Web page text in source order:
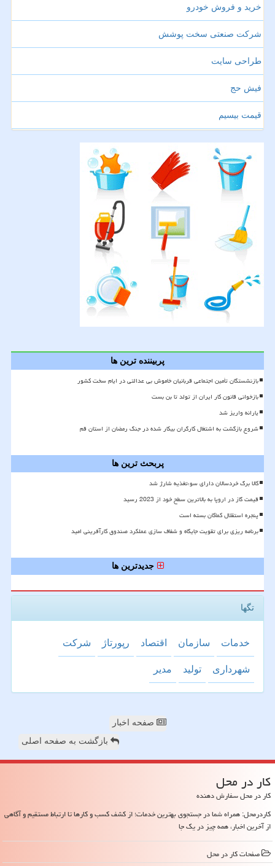
خرید و فروش خودرو
شرکت صنعتی سخت پوشش
طراحی سایت
فیش حج
قیمت بیسیم
پربیننده ترین ها
بازنشستگان تأمین اجتماعی قربانیان خاموش بی عدالتی در ایام سخت کشور
بازخوانی قانون کار ایران از تولد تا بن بست
یارانه واریز شد
شروع بازگشت به اشتغال کارگران بیکار شده در جنگ رمضان از استان قم
پربحث ترین ها
کالا برگ خردسالان دارای سوءتغذیه شارژ شد
قیمت گاز در اروپا به بالاترین سطح خود از 2023 رسید
پنجره استقلال کماکان بسته است
برنامه ریزی برای تقویت جایگاه و شفاف سازی عملکرد صندوق کارآفرینی امید
جدیدترین ها
تگها
خدمات سازمان اقتصاد رپورتاژ شركت
شهرداری تولید مدیر
صفحه اخبار
بازگشت به صفحه اصلی
كار در محل
کار در محل سفارش دهنده
کاردرمحل: همراه شما در جستجوی بهترین خدمات؛ از کشف کسب و کارها تا ارتباط مستقیم و آگاهی
از آخرین اخبار، همه چیز در یک جا
صفحات كار در محل